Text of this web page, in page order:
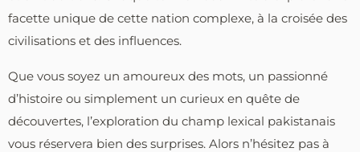
facette unique de cette nation complexe, à la croisée des
civilisations et des influences.
Que vous soyez un amoureux des mots, un passionné
d’histoire ou simplement un curieux en quête de
découvertes, l’exploration du champ lexical pakistanais
vous réservera bien des surprises. Alors n’hésitez pas à